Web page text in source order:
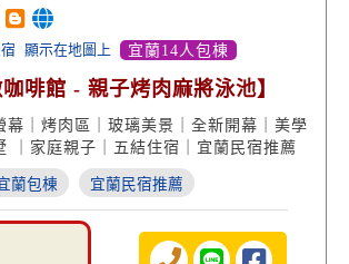
顯示在地圖上 宜蘭14人包棟
咖啡館 - 親子烤肉麻將泳池】
幕｜烤肉區｜玻璃美景｜全新開幕｜美學
｜家庭親子｜五結住宿｜宜蘭民宿推薦
蘭包棟 宜蘭民宿推薦